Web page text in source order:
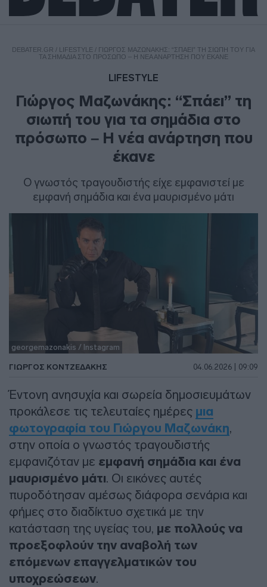
DEBATER.GR / LIFESTYLE / ΓΙΏΡΓΟΣ ΜΑΖΩΝΆΚΗΣ: “ΣΠΆΕΙ” ΤΗ ΣΙΩΠΉ ΤΟΥ ΓΙΑ
ΤΑ ΣΗΜΆΔΙΑ ΣΤΟ ΠΡΌΣΩΠΟ – Η ΝΈΑ ΑΝΆΡΤΗΣΗ ΠΟΥ ΈΚΑΝΕ
LIFESTYLE
Γιώργος Μαζωνάκης: “Σπάει” τη
σιωπή του για τα σημάδια στο
πρόσωπο – Η νέα ανάρτηση που
έκανε
Ο γνωστός τραγουδιστής είχε εμφανιστεί με
εμφανή σημάδια και ένα μαυρισμένο μάτι
georgemazonakis / Instagram
ΓΙΏΡΓΟΣ ΚΟΝΤΖΕΔΆΚΗΣ 04.06.2026 | 09:09
Έντονη ανησυχία και σωρεία δημοσιευμάτων
προκάλεσε τις τελευταίες ημέρες μια
φωτογραφία του Γιώργου Μαζωνάκη,
στην οποία ο γνωστός τραγουδιστής
εμφανιζόταν με εμφανή σημάδια και ένα
μαυρισμένο μάτι. Οι εικόνες αυτές
πυροδότησαν αμέσως διάφορα σενάρια και
φήμες στο διαδίκτυο σχετικά με την
κατάσταση της υγείας του, με πολλούς να
προεξοφλούν την αναβολή των
επόμενων επαγγελματικών του
υποχρεώσεων.